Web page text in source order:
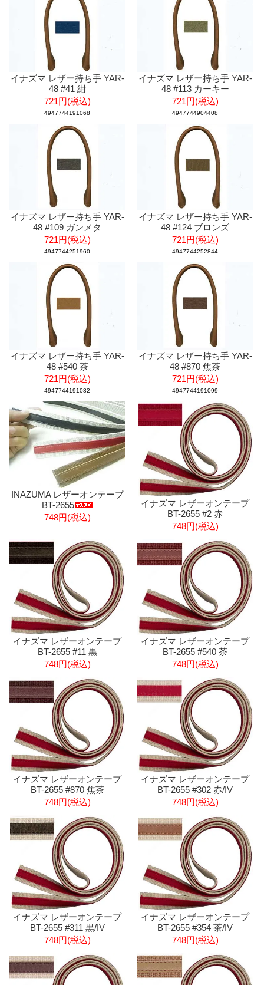
イナズマ レザー持ち手 YAR-
48 #41 紺
721円(税込)
4947744191068
イナズマ レザー持ち手 YAR-
48 #113 カーキー
721円(税込)
4947744904408
イナズマ レザー持ち手 YAR-
48 #109 ガンメタ
721円(税込)
4947744251960
イナズマ レザー持ち手 YAR-
48 #124 ブロンズ
721円(税込)
4947744252844
イナズマ レザー持ち手 YAR-
48 #540 茶
721円(税込)
4947744191082
イナズマ レザー持ち手 YAR-
48 #870 焦茶
721円(税込)
4947744191099
INAZUMA レザーオンテープ
BT-2655
748円(税込)
イナズマ レザーオンテープ
BT-2655 #2 赤
748円(税込)
イナズマ レザーオンテープ
BT-2655 #11 黒
748円(税込)
イナズマ レザーオンテープ
BT-2655 #540 茶
748円(税込)
イナズマ レザーオンテープ
BT-2655 #870 焦茶
748円(税込)
イナズマ レザーオンテープ
BT-2655 #302 赤/IV
748円(税込)
イナズマ レザーオンテープ
BT-2655 #311 黒/IV
748円(税込)
イナズマ レザーオンテープ
BT-2655 #354 茶/IV
748円(税込)